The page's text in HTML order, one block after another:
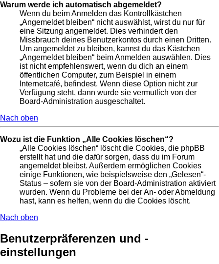
Warum werde ich automatisch abgemeldet?
Wenn du beim Anmelden das Kontrollkästchen
„Angemeldet bleiben“ nicht auswählst, wirst du nur für
eine Sitzung angemeldet. Dies verhindert den
Missbrauch deines Benutzerkontos durch einen Dritten.
Um angemeldet zu bleiben, kannst du das Kästchen
„Angemeldet bleiben“ beim Anmelden auswählen. Dies
ist nicht empfehlenswert, wenn du dich an einem
öffentlichen Computer, zum Beispiel in einem
Internetcafé, befindest. Wenn diese Option nicht zur
Verfügung steht, dann wurde sie vermutlich von der
Board-Administration ausgeschaltet.
Nach oben
Wozu ist die Funktion „Alle Cookies löschen“?
„Alle Cookies löschen“ löscht die Cookies, die phpBB
erstellt hat und die dafür sorgen, dass du im Forum
angemeldet bleibst. Außerdem ermöglichen Cookies
einige Funktionen, wie beispielsweise den „Gelesen“-
Status – sofern sie von der Board-Administration aktiviert
wurden. Wenn du Probleme bei der An- oder Abmeldung
hast, kann es helfen, wenn du die Cookies löscht.
Nach oben
Benutzerpräferenzen und -
einstellungen